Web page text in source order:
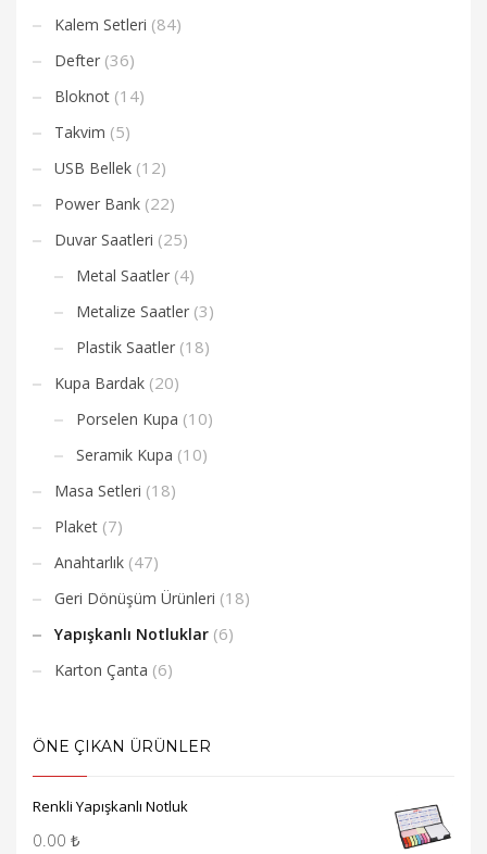
Kalem Setleri (84)
Defter (36)
Bloknot (14)
Takvim (5)
USB Bellek (12)
Power Bank (22)
Duvar Saatleri (25)
Metal Saatler (4)
Metalize Saatler (3)
Plastik Saatler (18)
Kupa Bardak (20)
Porselen Kupa (10)
Seramik Kupa (10)
Masa Setleri (18)
Plaket (7)
Anahtarlık (47)
Geri Dönüşüm Ürünleri (18)
Yapışkanlı Notluklar (6)
Karton Çanta (6)
ÖNE ÇIKAN ÜRÜNLER
Renkli Yapışkanlı Notluk
0.00 ₺